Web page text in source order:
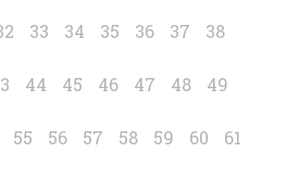
33 34 35 36 37 38
44 45 46 47 48 49
55 56 57 58 59 60 61